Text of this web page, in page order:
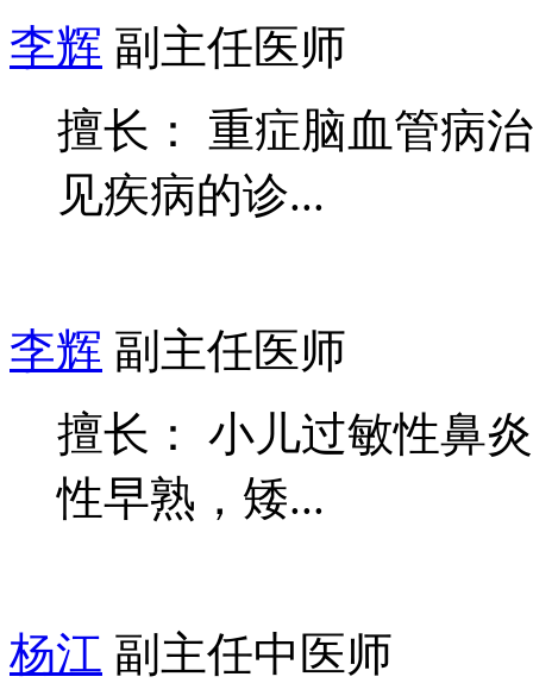
李辉 副主任医师
擅长： 重症脑血管病
见疾病的诊...
李辉 副主任医师
擅长： 小儿过敏性鼻
性早熟，矮...
杨江 副主任中医师